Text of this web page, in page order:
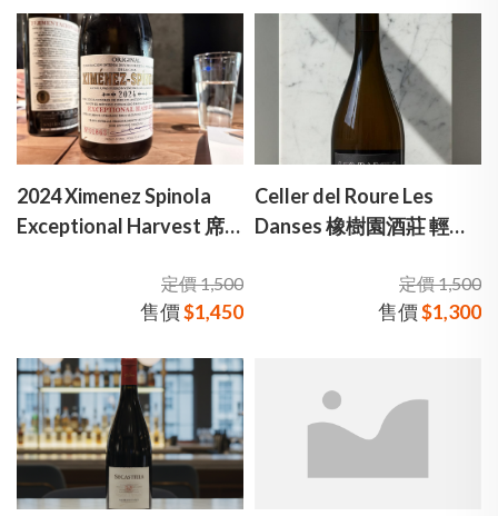
2024 Ximenez Spinola
Exceptional Harvest 席
定價 1,500
售價$1,450
Celler del Roure Les
Danses 橡樹園酒莊 輕舞
定價 1,500
售價$1,300